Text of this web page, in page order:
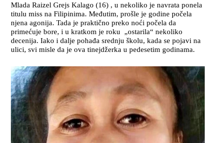
Mlada Raizel Grejs Kalago (16) , u nekoliko je navrata ponela
titulu miss na Filipinima. Međutim, prošle je godine počela
njena agonija. Tada je praktično preko noći počela da
primećuje bore, i u kratkom je roku „ostarila“ nekoliko
decenija. Iako i dalje pohađa srednju školu, kada se pojavi na
ulici, svi misle da je ova tinejdžerka u pedesetim godinama.